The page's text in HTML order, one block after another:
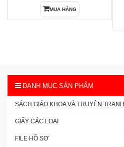
MUA HÀNG
DANH MỤC SẢN PHẨM
SÁCH GIÁO KHOA VÀ TRUYỆN TRANH
GIẤY CÁC LOẠI
FILE HỒ SƠ